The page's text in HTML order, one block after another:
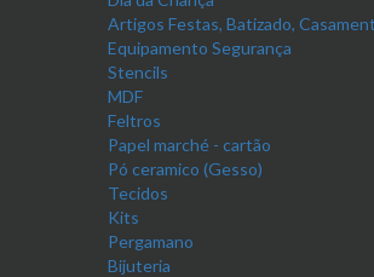
Artigos Festas, Batizado,
Equipamento Segurança
Stencils
MDF
Feltros
Papel marché - cartão
Pó ceramico (Gesso)
Tecidos
Kits
Pergamano
Bijuteria